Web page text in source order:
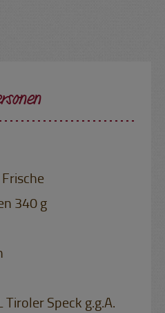
340 g
Tiroler Speck g.g.A.